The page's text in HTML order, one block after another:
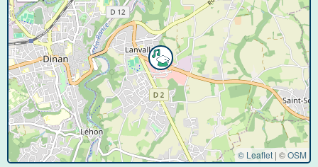
© Leaflet | ©OSM